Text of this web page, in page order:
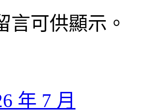
言可供顯示。
年 7 月